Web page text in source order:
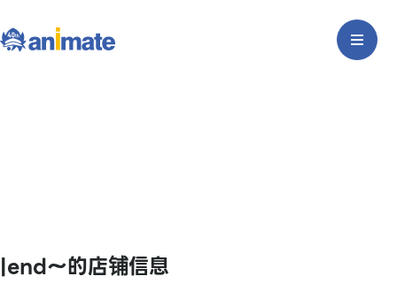
|end〜的店铺信息